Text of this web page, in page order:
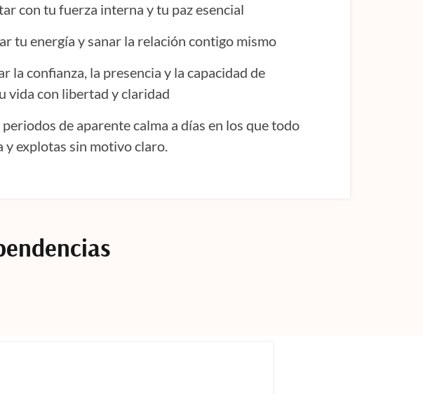
con tu fuerza interna y tu paz esencial
tu energía y sanar la relación contigo mismo
la confianza, la presencia y la capacidad de
vida con libertad y claridad
periodos de aparente calma a días en los que todo
y explotas sin motivo claro.